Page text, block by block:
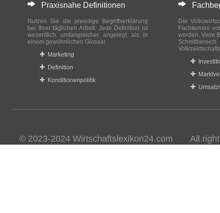
Praxisnahe Definitionen
Nutzen Sie die jeweilige Begriffserklärung
bei Ihrer täglichen Arbeit. Jede Definition ist
wesentlich umfangreicher angelegt als in
einem gewöhnlichen Glossar.
Marketing
Definition
Konditionenpolitik
Die
Fachtermini
werden. Viele
© 2023-2024 Wirtschaftslexikon24.com All